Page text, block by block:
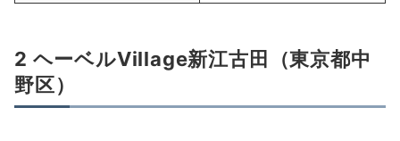
2 ヘーベルVillage新江古田（東京都中
野区）